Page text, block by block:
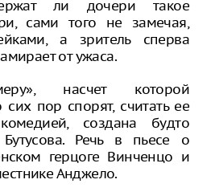
ли дочери такое
сами того не замечая,
а зритель сперва
от ужаса.
насчет которой
пор спорят, считать ее
создана будто
Речь в пьесе о
герцоге Винченцо и
Анджело.